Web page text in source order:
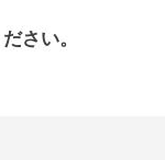
さい。